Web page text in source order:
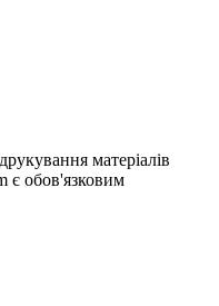
матеріалів
є обов'язковим